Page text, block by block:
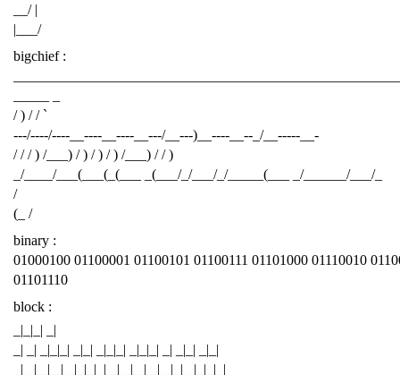
__/ |
|___/
bigchief :
/ ) / / `
---/----/----__----__----__---/__---)__----__--_/__-----__-
/ / / ) /___) / ) / ) / ) /___) / / )
_/____/___(___(_(___ _(___/_/___/_/_____(___ _/______/___/_
/
(_ /
binary :
01000100 01100001 01100101 01100111 01101000 01110010
01101110
block :
_|_|_| _|
_| _| _|_|_| _|_| _|_|_| _|_|_| _| _|_| _|_|
_| _| _| _| _|_|_|_| _| _| _| _| _|_| _|_|_|_|